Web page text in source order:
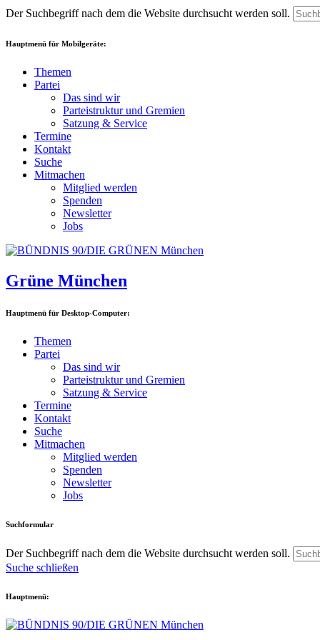
Der Suchbegriff nach dem die Website durchsucht werden soll.
Hauptmenü für Mobilgeräte:
Themen
Partei
Das sind wir
Parteistruktur und Gremien
Satzung & Service
Termine
Kontakt
Suche
Mitmachen
Mitglied werden
Spenden
Newsletter
Jobs
Grüne München
Hauptmenü für Desktop-Computer:
Themen
Partei
Das sind wir
Parteistruktur und Gremien
Satzung & Service
Termine
Kontakt
Suche
Mitmachen
Mitglied werden
Spenden
Newsletter
Jobs
Suchformular
Der Suchbegriff nach dem die Website durchsucht werden soll.
Suche schließen
Hauptmenü: